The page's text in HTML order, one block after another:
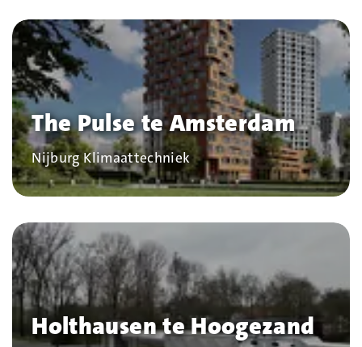
The Pulse te Amsterdam
Bedrijf
Nijburg Klimaattechniek
Holthausen te Hoogezand